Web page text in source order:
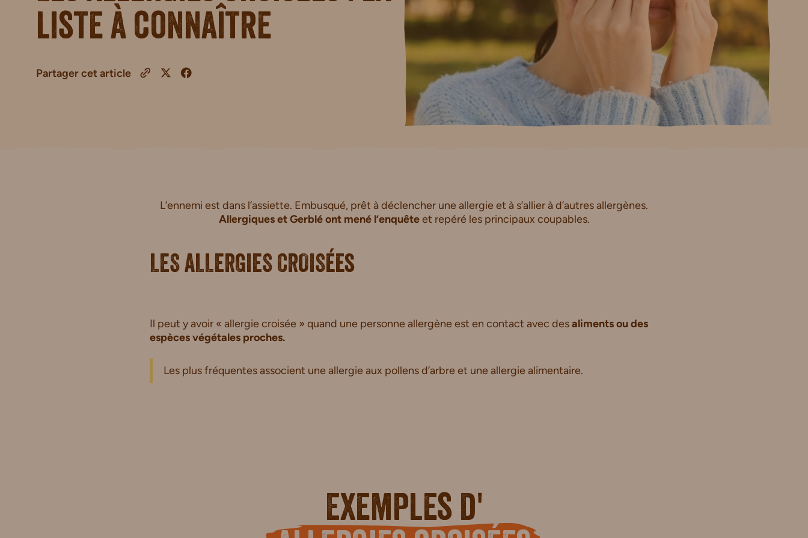
liste à connaître
Partager cet article
L’ennemi est dans l’assiette. Embusqué, prêt à déclencher une allergie et à s’allier à d’autres allergènes.
Allergiques et Gerblé ont mené l’enquêteet repéré les principaux coupables.
LES ALLERGIES CROISées
Il peut y avoir « allergie croisée » quand une personne allergène est en contact avec desaliments ou des
espèces végétales proches.
Les plus fréquentes associent une allergie aux pollens d’arbre et une allergie alimentaire.
Exemples d'